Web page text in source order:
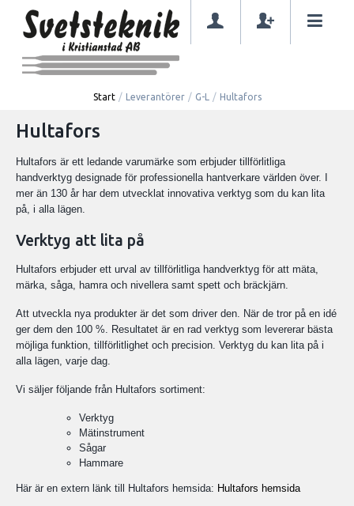
Start / Leverantörer / G-L / Hultafors
Hultafors
Hultafors är ett ledande varumärke som erbjuder tillförlitliga
handverktyg designade för professionella hantverkare världen över. I
mer än 130 år har dem utvecklat innovativa verktyg som du kan lita
på, i alla lägen.
Verktyg att lita på
Hultafors erbjuder ett urval av tillförlitliga handverktyg för att mäta,
märka, såga, hamra och nivellera samt spett och bräckjärn.
Att utveckla nya produkter är det som driver den. När de tror på en idé
ger dem den 100 %. Resultatet är en rad verktyg som levererar bästa
möjliga funktion, tillförlitlighet och precision. Verktyg du kan lita på i
alla lägen, varje dag.
Vi säljer följande från Hultafors sortiment:
Verktyg
Mätinstrument
Sågar
Hammare
Här är en extern länk till Hultafors hemsida: Hultafors hemsida